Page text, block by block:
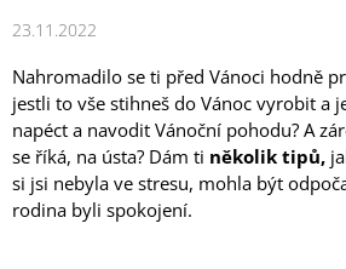
23.11.2022
Nahromadilo se ti před Vánoci hodně
jestli to vše stihneš do Vánoc vyrobit a
napéct a navodit Vánoční pohodu? A
se říká, na ústa? Dám ti několik tipů,
si jsi nebyla ve stresu, mohla být
rodina byli spokojení.
U
J
E
T
E
N
A